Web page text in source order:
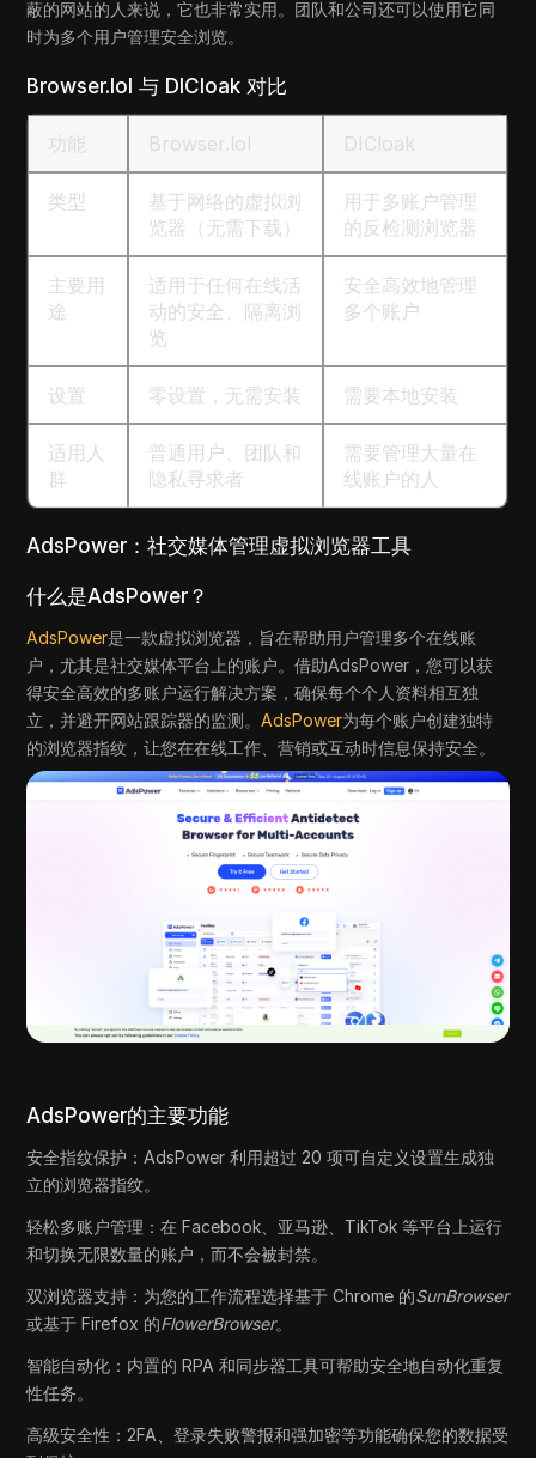
蔽的网站的人来说，它也非常实用。团队和公司还可以使用它同
时为多个用户管理安全浏览。
Browser.lol 与 DICloak 对比
功能 Browser.lol DICloak
类型
基于网络的虚拟浏
览器（无需下载）
用于多账户管理
的反检测浏览器
主要用
途
适用于任何在线活
动的安全、隔离浏
览
安全高效地管理
多个账户
设置 零设置，无需安装 需要本地安装
适用人
群
普通用户、团队和
隐私寻求者
需要管理大量在
线账户的人
AdsPower：社交媒体管理虚拟浏览器工具
什么是AdsPower？
AdsPower是一款虚拟浏览器，旨在帮助用户管理多个在线账
户，尤其是社交媒体平台上的账户。借助AdsPower，您可以获
得安全高效的多账户运行解决方案，确保每个个人资料相互独
立，并避开网站跟踪器的监测。AdsPower为每个账户创建独特
的浏览器指纹，让您在在线工作、营销或互动时信息保持安全。
AdsPower的主要功能
安全指纹保护：AdsPower 利用超过 20 项可自定义设置生成独
立的浏览器指纹。
轻松多账户管理：在 Facebook、亚马逊、TikTok 等平台上运行
和切换无限数量的账户，而不会被封禁。
双浏览器支持：为您的工作流程选择基于 Chrome 的SunBrowser
或基于 Firefox 的FlowerBrowser。
智能自动化：内置的 RPA 和同步器工具可帮助安全地自动化重复
性任务。
高级安全性：2FA、登录失败警报和强加密等功能确保您的数据受